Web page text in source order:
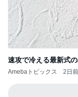
速攻で冷える最新式
Amebaトピックス 2日前